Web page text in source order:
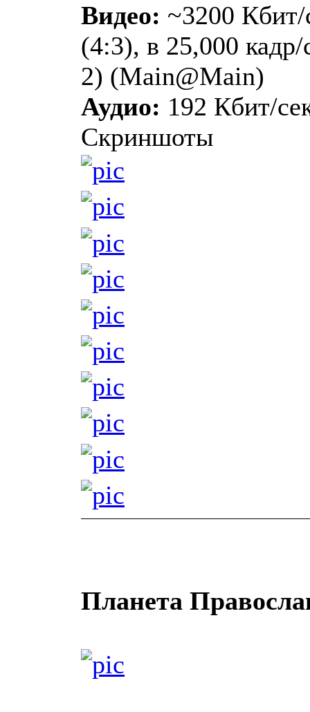
Видео: ~3200
(4:3), в 25,000
2) (Main@Main)
Аудио: 192 Кбит/
Скриншоты
Планета